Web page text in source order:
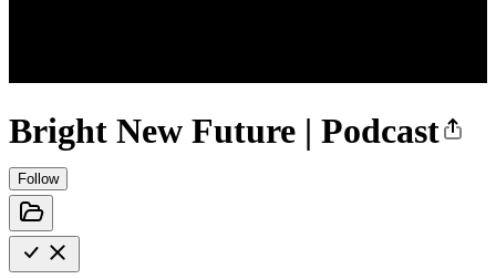
Bright New Future | Podcast
Follow